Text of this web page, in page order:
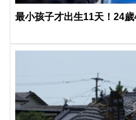
最小孩子才出生11天！24